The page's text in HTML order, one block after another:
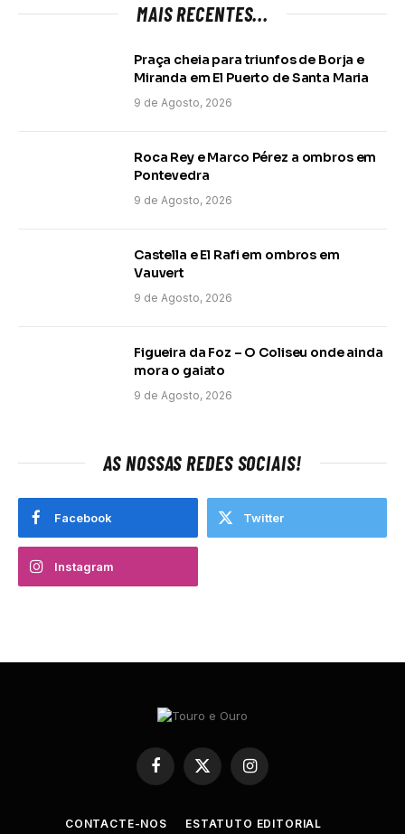
MAIS RECENTES...
Praça cheia para triunfos de Borja e
Miranda em El Puerto de Santa Maria
9 de Agosto, 2026
Roca Rey e Marco Pérez a ombros em
Pontevedra
9 de Agosto, 2026
Castella e El Rafi em ombros em
Vauvert
9 de Agosto, 2026
Figueira da Foz – O Coliseu onde ainda
mora o gaiato
9 de Agosto, 2026
AS NOSSAS REDES SOCIAIS!
Facebook Twitter
Instagram
Facebook
X
(Twitter)
Instagram
CONTACTE-NOS ESTATUTO EDITORIAL